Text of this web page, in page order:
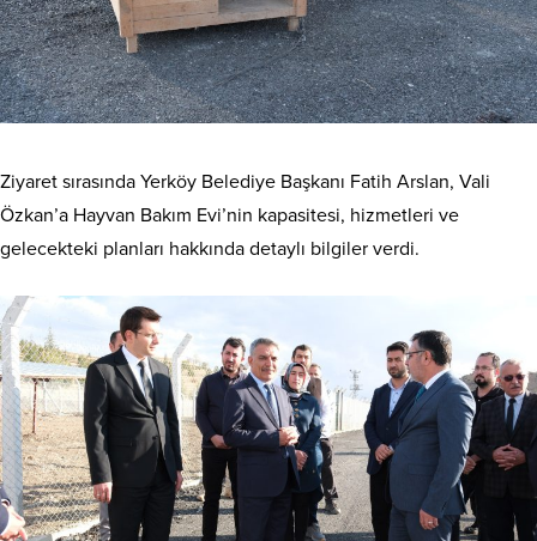
Ziyaret sırasında Yerköy Belediye Başkanı Fatih Arslan, Vali
Özkan’a Hayvan Bakım Evi’nin kapasitesi, hizmetleri ve
gelecekteki planları hakkında detaylı bilgiler verdi.